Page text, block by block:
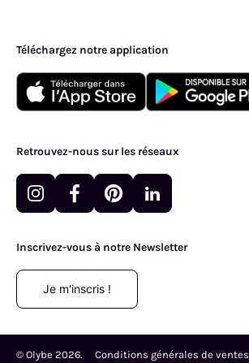
Téléchargez notre application
Retrouvez-nous sur les réseaux
Inscrivez-vous à notre Newsletter
Je m'inscris !
© Olybe 2026. Conditions générales de ventes